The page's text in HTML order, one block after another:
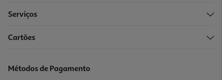
19,90 € PVP de editor
Serviços
Cartões
Métodos de Pagamento